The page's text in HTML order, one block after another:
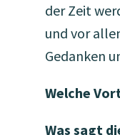
der Zeit
und vor
Gedanken
Welche
Was sagt